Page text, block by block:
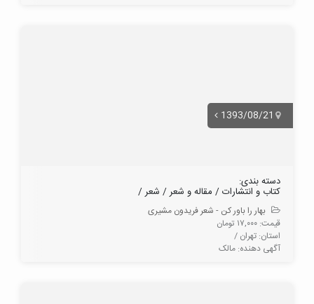
1393/08/21
دسته بندی:
کتاب و انتشارات / مقاله و شعر / شعر /
بهار را باور کن - شعر فریدون مشیری
قیمت: ۱۷,۰۰۰ تومان
استان: تهران /
آگهی دهنده: مالک